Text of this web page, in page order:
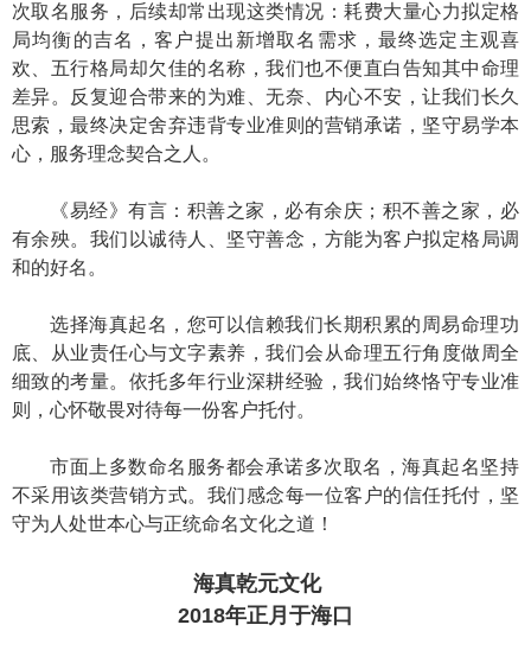
次取名服务，后续却常出现这类情况：耗费大量心力拟定格
局均衡的吉名，客户提出新增取名需求，最终选定主观喜
欢、五行格局却欠佳的名称，我们也不便直白告知其中命理
差异。反复迎合带来的为难、无奈、内心不安，让我们长久
思索，最终决定舍弃违背专业准则的营销承诺，坚守易学本
心，服务理念契合之人。
《易经》有言：积善之家，必有余庆；积不善之家，必
有余殃。我们以诚待人、坚守善念，方能为客户拟定格局调
和的好名。
选择海真起名，您可以信赖我们长期积累的周易命理功
底、从业责任心与文字素养，我们会从命理五行角度做周全
细致的考量。依托多年行业深耕经验，我们始终恪守专业准
则，心怀敬畏对待每一份客户托付。
市面上多数命名服务都会承诺多次取名，海真起名坚持
不采用该类营销方式。我们感念每一位客户的信任托付，坚
守为人处世本心与正统命名文化之道！
海真乾元文化
2018年正月于海口